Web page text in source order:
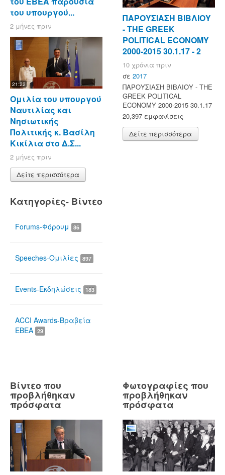
του υπουργού...
2 μήνες πριν
21:22
Ομιλία του υπουργού
Ναυτιλίας και
Νησιωτικής
Πολιτικής κ. Βασίλη
Κικίλια στο Δ.Σ...
2 μήνες πριν
Δείτε περισσότερα
Κατηγορίες- Βίντεο
Forums-Φόρουμ 86
Speeches-Ομιλίες 897
Events-Εκδηλώσεις 183
ACCI Awards-Βραβεία
ΕΒΕΑ 29
ΠΑΡΟΥΣΙΑΣΗ ΒΙΒΛΙΟΥ
- ΤΗΕ GREEK
POLITICAL ECONOMY
2000-2015 30.1.17 - 2
10 χρόνια πριν
σε 2017
ΠΑΡΟΥΣΙΑΣΗ ΒΙΒΛΙΟΥ - ΤΗΕ
GREEK POLITICAL
ECONOMY 2000-2015 30.1.17
20,397 εμφανίσεις
Δείτε περισσότερα
Βίντεο που
προβλήθηκαν
πρόσφατα
Φωτογραφίες που
προβλήθηκαν
πρόσφατα